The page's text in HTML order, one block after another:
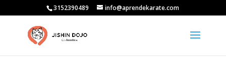
3152390489 info@aprendekarate.com